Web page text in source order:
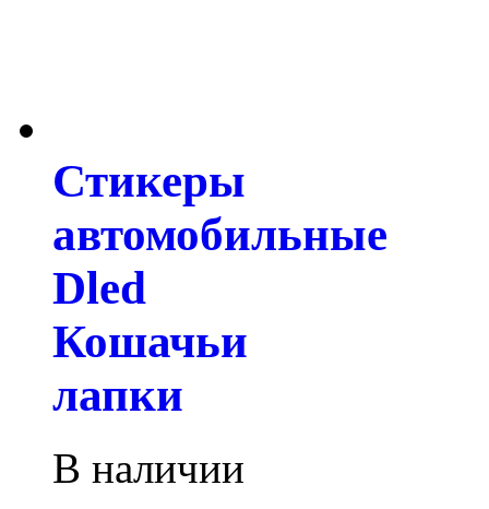
Стикеры
автомобильные
Dled
Кошачьи
лапки
В наличии